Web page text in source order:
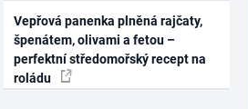
Vepřová panenka plněná rajčaty,
špenátem, olivami a fetou –
perfektní středomořský recept na
roládu